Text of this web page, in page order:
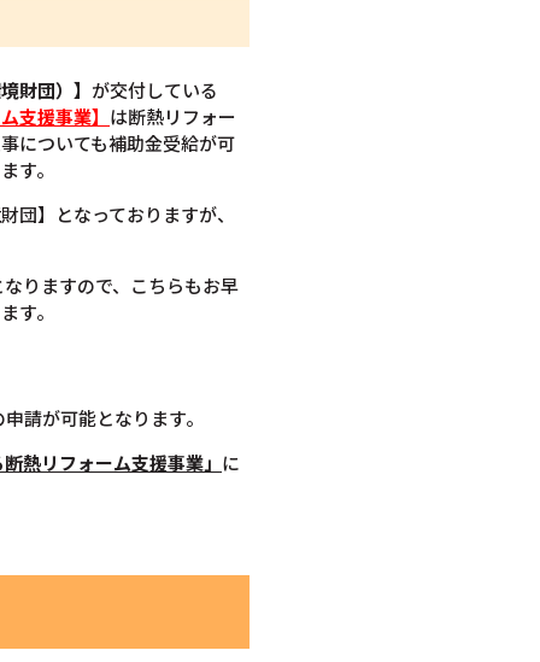
財団）】 が交付している
支援事業】 は断熱リフォー
についても補助金受給が可
す。
団】となっておりますが、
りますので、こちらもお早
す。
請が可能となります。
熱リフォーム支援事業」 に